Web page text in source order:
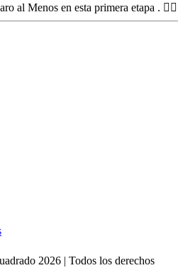
al Menos en esta primera etapa . 👍🏻
2026 |Todos los derechos